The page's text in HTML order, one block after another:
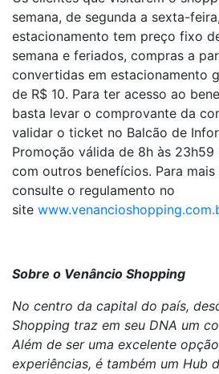
semana, de segunda a sexta-
estacionamento tem preço fixo
semana e feriados, compras a
convertidas em estacionamento
de R$ 10. Para ter acesso ao
basta levar o comprovante da
validar o ticket no Balcão de
Promoção válida de 8h às 23h59
com outros benefícios. Para
consulte o regulamento no
site
Sobre o Venâncio Shopping
No centro da capital do país,
Shopping traz em seu DNA um
Além de ser uma excelente
experiências, é também um Hub